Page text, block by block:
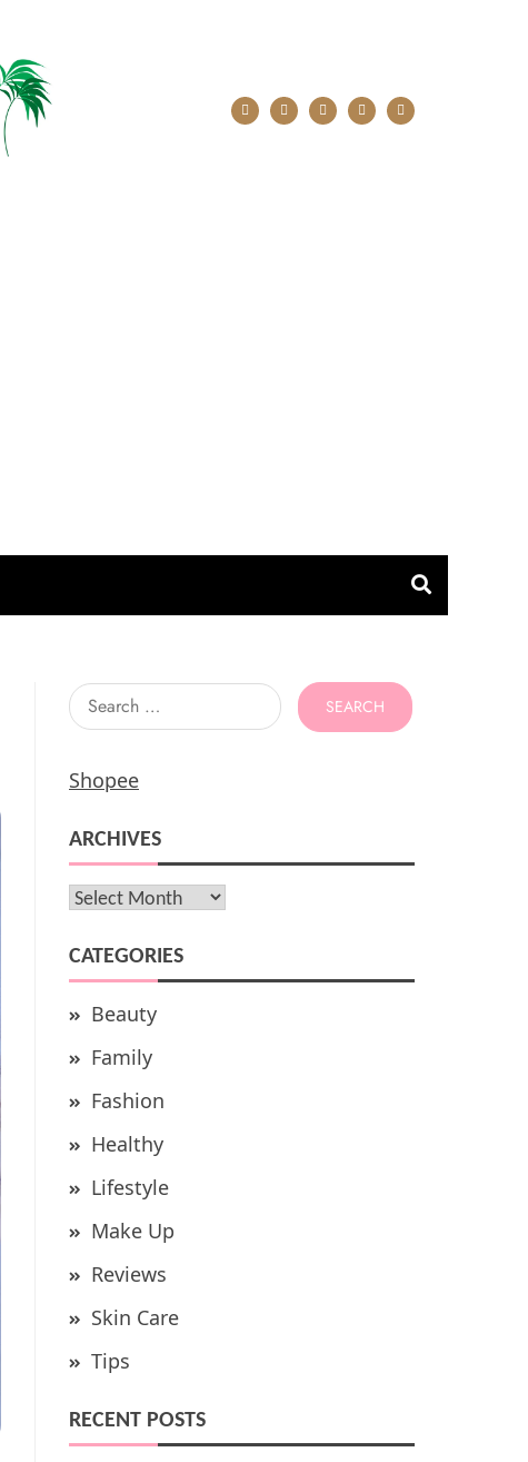
Search
for:
Shopee
ARCHIVES
Archives
CATEGORIES
Beauty
Family
Fashion
Healthy
Lifestyle
Make Up
Reviews
Skin Care
Tips
RECENT POSTS